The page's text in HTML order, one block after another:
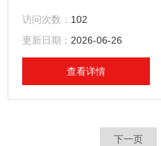
有关。
访问次数： 102
更新日期： 2026-06-26
查看详情
下一页